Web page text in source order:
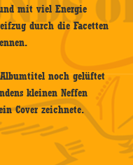
mit viel Energie
durch die Facetten
noch gelüftet
kleinen Neffen
Cover zeichnete.